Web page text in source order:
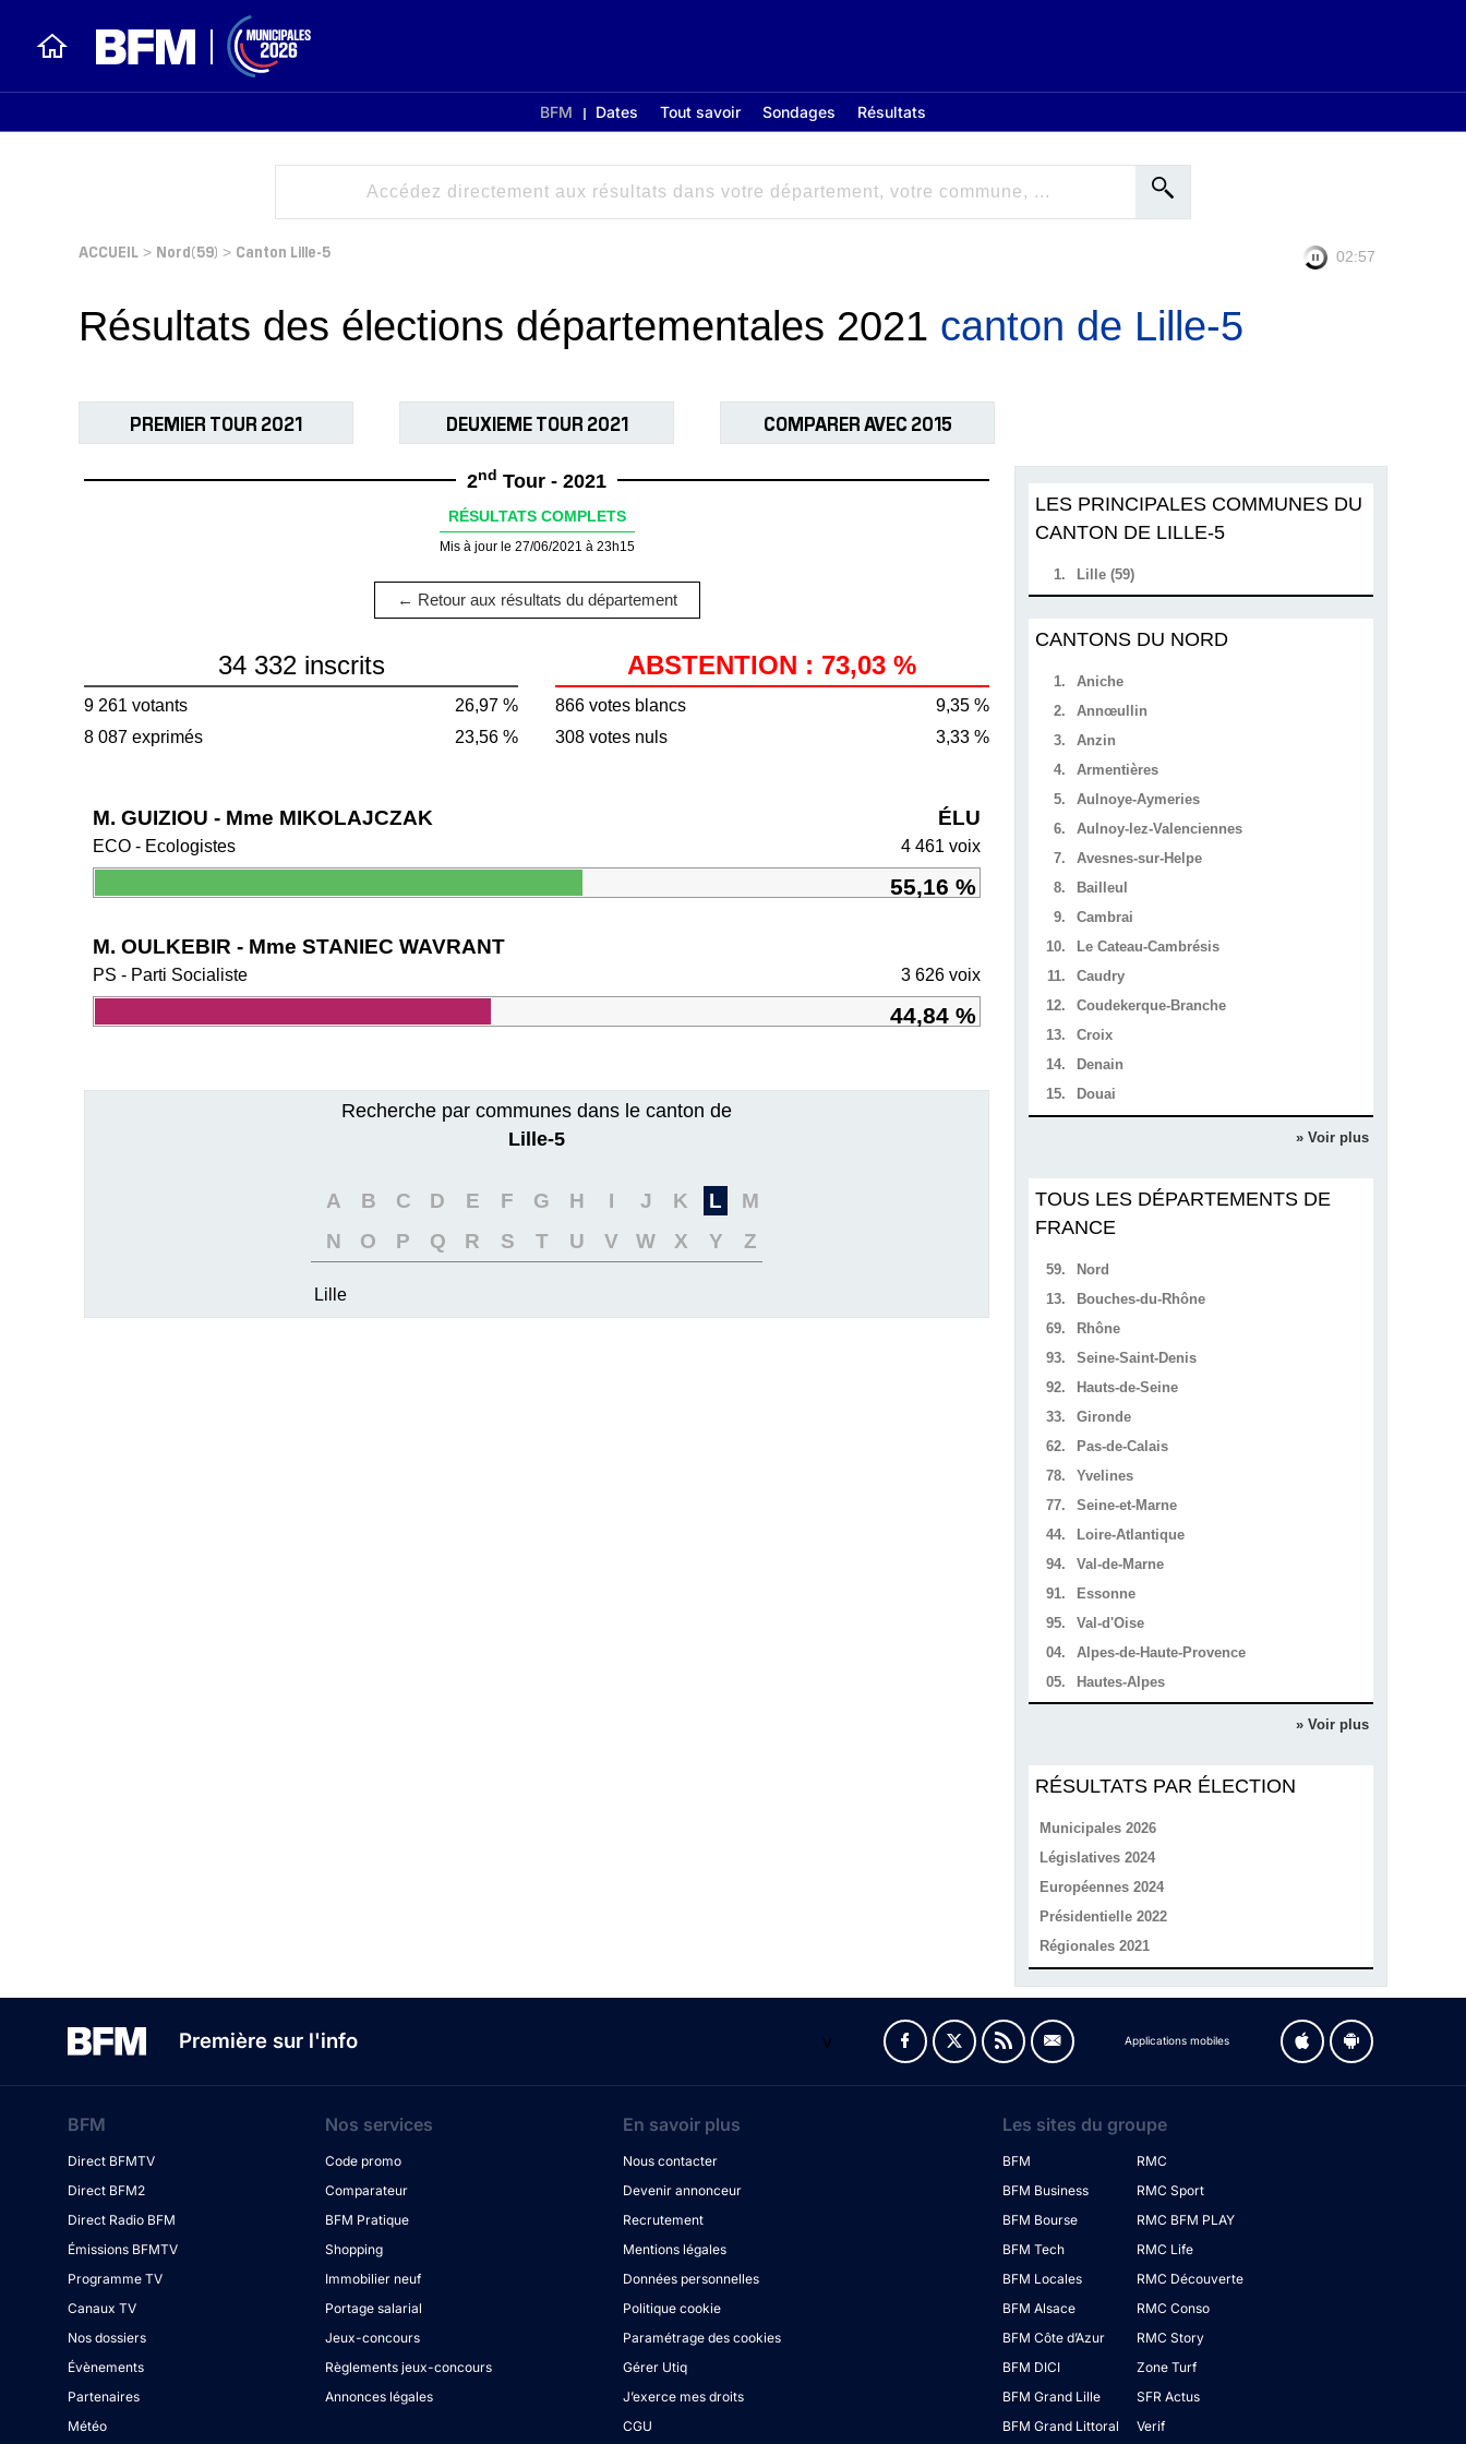
BFM Dates Tout savoir Sondages Résultats
ACCUEIL > Nord(59) > Canton Lille-5 02:56
Résultats des élections départementales 2021 canton de Lille-5
PREMIER TOUR 2021 DEUXIEME TOUR 2021 COMPARER AVEC 2015
2nd Tour - 2021
RÉSULTATS COMPLETS
Mis à jour le 27/06/2021 à 23h15
← Retour aux résultats du département
34 332 inscrits
9 261 votants
26,97 %
8 087 exprimés
23,56 %
ABSTENTION : 73,03 %
866 votes blancs
9,35 %
308 votes nuls
3,33 %
M. GUIZIOU - Mme MIKOLAJCZAK ÉLU
ECO - Ecologistes 4 461 voix
55,16 %
M. OULKEBIR - Mme STANIEC WAVRANT
PS - Parti Socialiste 3 626 voix
44,84 %
Recherche par communes dans le canton de
Lille-5
A B C D E F G H I J K L
M
N
O P Q R S T U V W X Y Z
Lille
LES PRINCIPALES COMMUNES DU
CANTON DE LILLE-5
1. Lille (59)
CANTONS DU NORD
1.
Aniche
2.
Annœullin
3.
Anzin
4.
Armentières
5.
Aulnoye-Aymeries
6.
Aulnoy-lez-Valenciennes
7.
Avesnes-sur-Helpe
8.
Bailleul
9.
Cambrai
10.
Le Cateau-Cambrésis
11.
Caudry
12.
Coudekerque-Branche
13.
Croix
14.
Denain
15.
Douai
» Voir plus
TOUS LES DÉPARTEMENTS DE
FRANCE
59.
Nord
13.
Bouches-du-Rhône
69.
Rhône
93.
Seine-Saint-Denis
92.
Hauts-de-Seine
33.
Gironde
62.
Pas-de-Calais
78.
Yvelines
77.
Seine-et-Marne
44.
Loire-Atlantique
94.
Val-de-Marne
91.
Essonne
95.
Val-d'Oise
04.
Alpes-de-Haute-Provence
05.
Hautes-Alpes
» Voir plus
RÉSULTATS PAR ÉLECTION
Municipales 2026
Législatives 2024
Européennes 2024
Présidentielle 2022
Régionales 2021
Première sur l'info v Applications mobiles
BFM
Direct BFMTV
Direct BFM2
Direct Radio BFM
Émissions BFMTV
Programme TV
Canaux TV
Nos dossiers
Évènements
Partenaires
Météo
Nos services
Code promo
Comparateur
BFM Pratique
Shopping
Immobilier neuf
Portage salarial
Jeux-concours
Règlements jeux-concours
Annonces légales
En savoir plus
Nous contacter
Devenir annonceur
Recrutement
Mentions légales
Données personnelles
Politique cookie
Paramétrage des cookies
Gérer Utiq
J’exerce mes droits
CGU
Les sites du groupe
BFM
BFM Business
BFM Bourse
BFM Tech
BFM Locales
BFM Alsace
BFM Côte d’Azur
BFM DICI
BFM Grand Lille
BFM Grand Littoral
RMC
RMC Sport
RMC BFM PLAY
RMC Life
RMC Découverte
RMC Conso
RMC Story
Zone Turf
SFR Actus
Verif